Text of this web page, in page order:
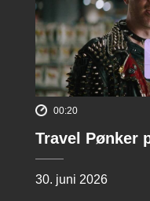
00:20
Travel Pønker
30. juni 2026